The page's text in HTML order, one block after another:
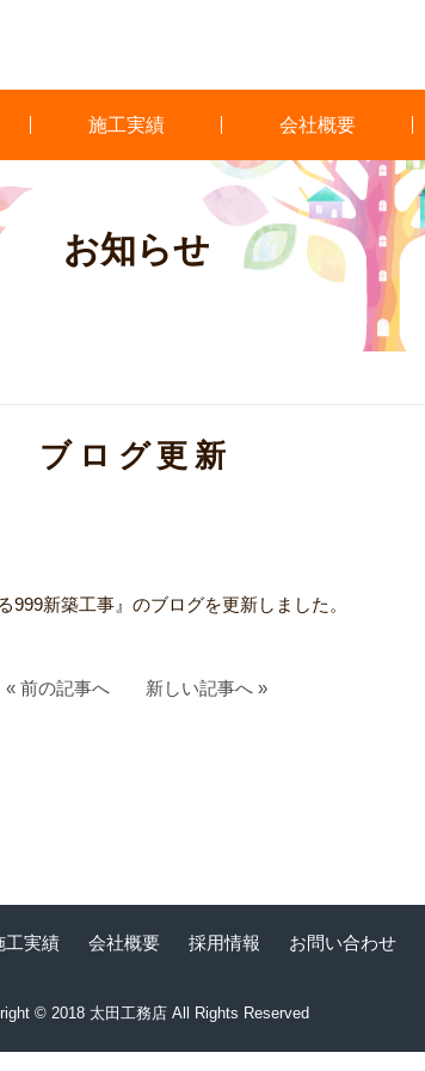
施工実績 会社概要
お知らせ
ブログ更新
999新築工事』のブログを更新しました。
« 前の記事へ 新しい記事へ »
工実績 会社概要 採用情報 お問い合わせ
© 2018 太田工務店 All Rights Reserved